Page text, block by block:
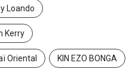
Loando
Kerry
Oriental KIN EZO BONGA